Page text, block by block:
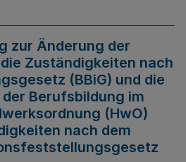
zur Änderung der
Zuständigkeiten nach
(BBiG) und die
Berufsbildung im
(HwO)
nach dem